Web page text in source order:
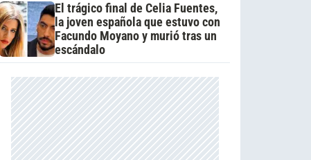
El trágico final de Celia Fuentes,
la joven española que estuvo con
Facundo Moyano y murió tras un
escándalo